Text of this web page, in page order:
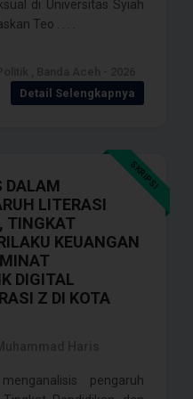
di Universitas Syiah
Teo . . . .
Detail Selengkapnya
SKRIPSI
DALAM
LITERASI
TINGKAT
KEUANGAN
DIGITAL
Z DI KOTA
pengaruh